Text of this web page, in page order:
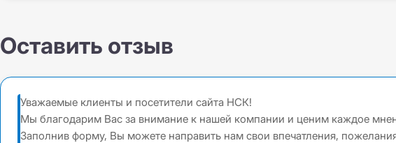
Оставить отзыв
Уважаемые клиенты и посетители сайта НСК!
Мы благодарим Вас за внимание к нашей компании и ценим каждое
Заполнив форму, Вы можете направить нам свои впечатления,